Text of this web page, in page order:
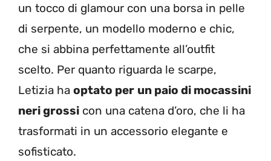
un tocco di glamour con una borsa in pelle
di serpente, un modello moderno e chic,
che si abbina perfettamente all’outfit
scelto. Per quanto riguarda le scarpe,
Letizia ha optato per un paio di mocassini
neri grossi con una catena d’oro, che li ha
trasformati in un accessorio elegante e
sofisticato.